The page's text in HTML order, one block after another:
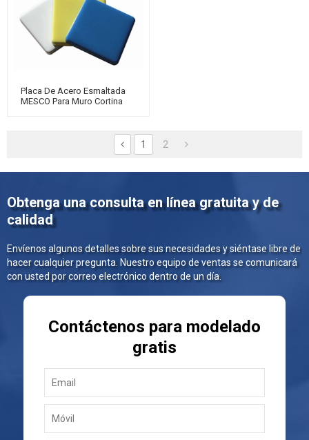
Placa De Acero Esmaltada
MESCO Para Muro Cortina
1 2
Obtenga una consulta en línea gratuita y de
calidad
Envíenos algunos detalles sobre sus necesidades y siéntase libre de
hacer cualquier pregunta. Nuestro equipo de ventas se comunicará
con usted por correo electrónico dentro de un día.
Contáctenos para modelado
gratis